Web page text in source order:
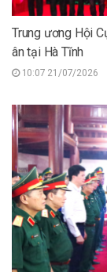
Trung ương Hội
ân tại Hà Tĩnh
10:07 21/07/2026